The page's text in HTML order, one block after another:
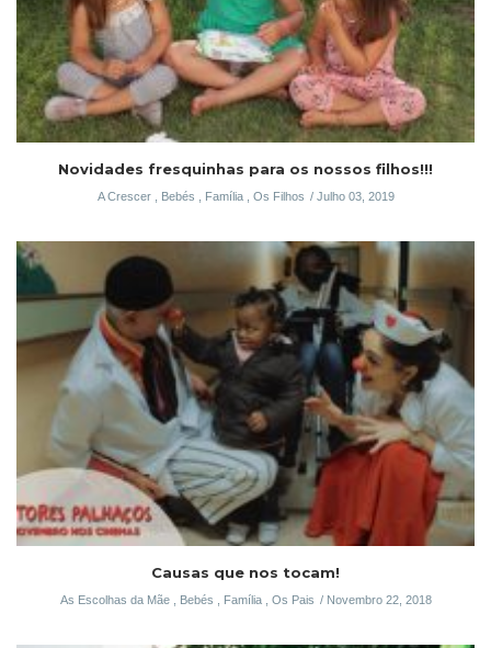
Novidades fresquinhas para os nossos filhos!!!
A Crescer, Bebés Família, Os Filhos Julho 03, 2019
Causas que nos tocam!
As Escolhas da Mãe, Bebés , Família, Os Pais Novembro 22, 2018